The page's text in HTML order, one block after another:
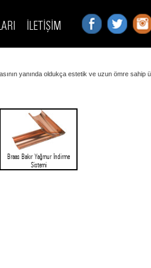
İLETİŞİM
yanında oldukça estetik ve uzun ömre sahip
Braas Bakır Yağmur İndirme
Sistemi